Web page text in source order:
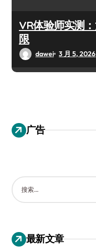
VR体验师实测
限
dawei 3 月 5, 2026
广告
搜
索
：
最新文章